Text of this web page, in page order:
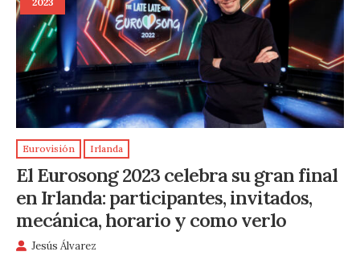
Eurovisión Irlanda
El Eurosong 2023 celebra su gran final
en Irlanda: participantes, invitados,
mecánica, horario y como verlo
Jesús Álvarez